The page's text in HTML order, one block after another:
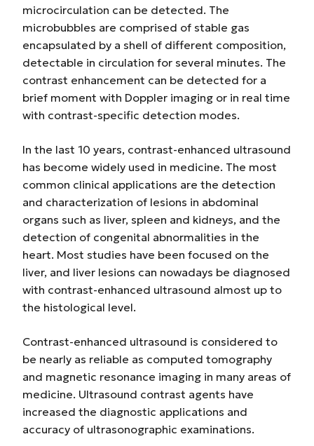
microcirculation can be detected. The
microbubbles are comprised of stable gas
encapsulated by a shell of different composition,
detectable in circulation for several minutes. The
contrast enhancement can be detected for a
brief moment with Doppler imaging or in real time
with contrast-specific detection modes.
In the last 10 years, contrast-enhanced ultrasound
has become widely used in medicine. The most
common clinical applications are the detection
and characterization of lesions in abdominal
organs such as liver, spleen and kidneys, and the
detection of congenital abnormalities in the
heart. Most studies have been focused on the
liver, and liver lesions can nowadays be diagnosed
with contrast-enhanced ultrasound almost up to
the histological level.
Contrast-enhanced ultrasound is considered to
be nearly as reliable as computed tomography
and magnetic resonance imaging in many areas of
medicine. Ultrasound contrast agents have
increased the diagnostic applications and
accuracy of ultrasonographic examinations.